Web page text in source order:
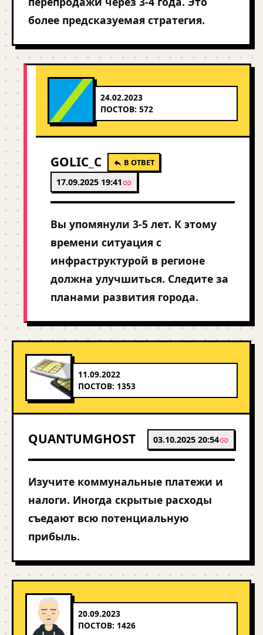
более предсказуемая стратегия.
24.02.2023
ПОСТОВ: 572
GOLIC_C В ОТВЕТ
17.09.2025 19:41
Вы упомянули 3-5 лет. К этому
времени ситуация с
инфраструктурой в регионе
должна улучшиться. Следите за
планами развития города.
11.09.2022
ПОСТОВ: 1353
QUANTUMGHOST 03.10.2025 20:54
Изучите коммунальные платежи и
налоги. Иногда скрытые расходы
съедают всю потенциальную
прибыль.
20.09.2023
ПОСТОВ: 1426